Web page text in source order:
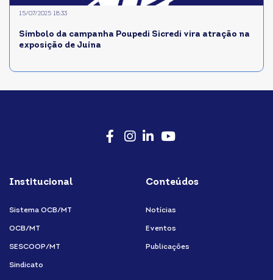
Símbolo da campanha Poupedi Sicredi vira atração na
exposição de Juína
15/07/2025 18:33
Institucional
Sistema OCB/MT
OCB/MT
SESCOOP/MT
Sindicato
Conteúdos
Notícias
Eventos
Publicações